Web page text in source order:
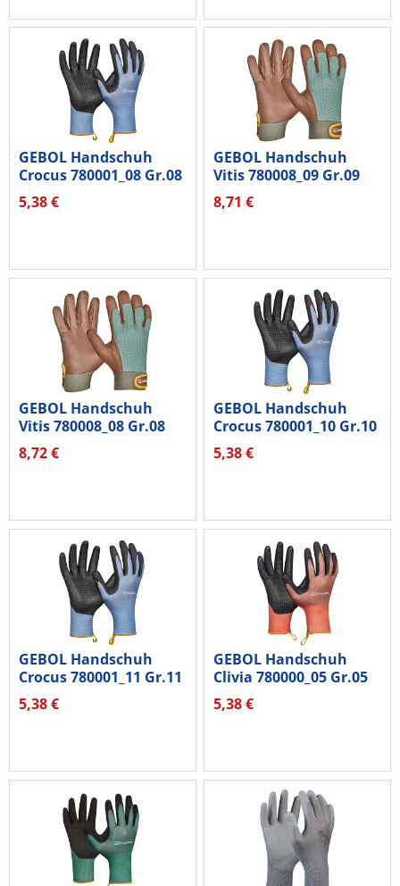
GEBOL Handschuh
Crocus 780001_08 Gr.08
1Paar
5,38 €
GEBOL Handschuh
Vitis 780008_09 Gr.09
1Paar
8,71 €
GEBOL Handschuh
Vitis 780008_08 Gr.08
1Paar
8,72 €
GEBOL Handschuh
Crocus 780001_10 Gr.10
1Paar
5,38 €
GEBOL Handschuh
Crocus 780001_11 Gr.11
1Paar
5,38 €
GEBOL Handschuh
Clivia 780000_05 Gr.05
1Paar
5,38 €